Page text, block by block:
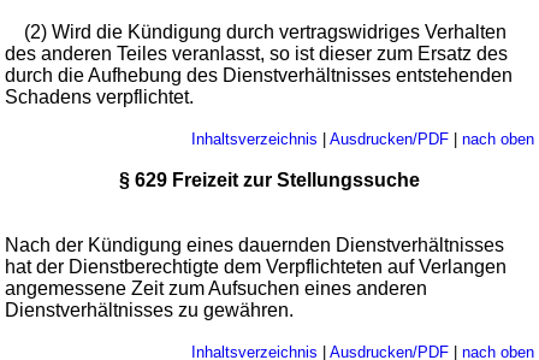
(2) Wird die Kündigung durch vertragswidriges Verhalten
des anderen Teiles veranlasst, so ist dieser zum Ersatz des
durch die Aufhebung des Dienstverhältnisses entstehenden
Schadens verpflichtet.
Inhaltsverzeichnis Ausdrucken/PDF| nach oben
§ 629 Freizeit zur Stellungssuche
Nach der Kündigung eines dauernden Dienstverhältnisses
hat der Dienstberechtigte dem Verpflichteten auf Verlangen
angemessene Zeit zum Aufsuchen eines anderen
Dienstverhältnisses zu gewähren.
Inhaltsverzeichnis Ausdrucken/PDF| nach oben